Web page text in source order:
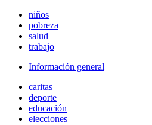
niños
pobreza
salud
trabajo
Información general
caritas
deporte
educación
elecciones